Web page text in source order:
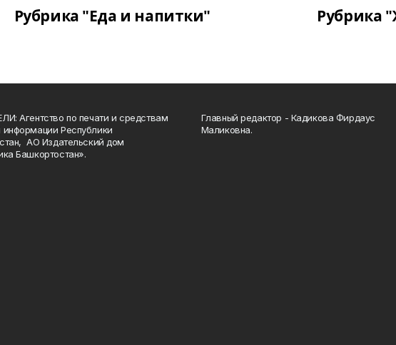
Рубрика "Еда и напитки" Рубрика
Агентство по печати и средствам
Республики
АО Издательский дом
Башкортостан».
Главный редактор - Кадикова Фирдаус
Маликовна.